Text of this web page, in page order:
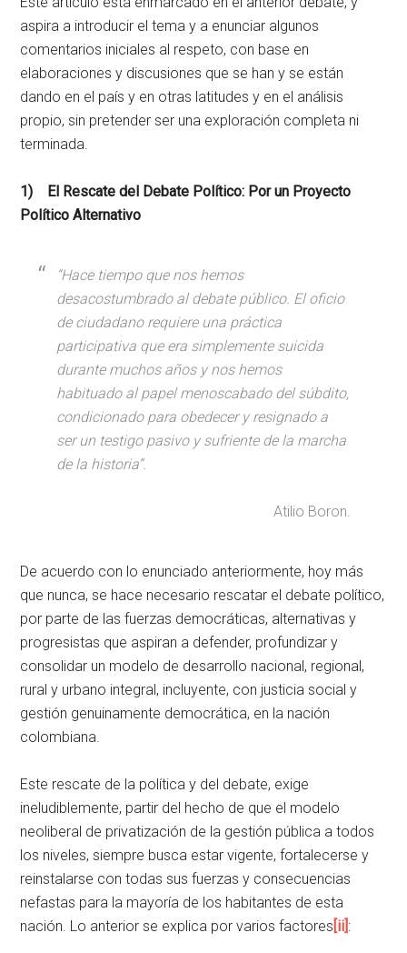
aspira a introducir el tema y a enunciar algunos
comentarios iniciales al respeto, con base en
elaboraciones y discusiones que se han y se están
dando en el país y en otras latitudes y en el análisis
propio, sin pretender ser una exploración completa ni
terminada.
1) El Rescate del Debate Político: Por un Proyecto
Político Alternativo
“Hace tiempo que nos hemos
desacostumbrado al debate público. El oficio
de ciudadano requiere una práctica
participativa que era simplemente suicida
durante muchos años y nos hemos
habituado al papel menoscabado del súbdito,
condicionado para obedecer y resignado a
ser un testigo pasivo y sufriente de la marcha
de la historia”.
Atilio Boron.
De acuerdo con lo enunciado anteriormente, hoy más
que nunca, se hace necesario rescatar el debate político,
por parte de las fuerzas democráticas, alternativas y
progresistas que aspiran a defender, profundizar y
consolidar un modelo de desarrollo nacional, regional,
rural y urbano integral, incluyente, con justicia social y
gestión genuinamente democrática, en la nación
colombiana.
Este rescate de la política y del debate, exige
ineludiblemente, partir del hecho de que el modelo
neoliberal de privatización de la gestión pública a todos
los niveles, siempre busca estar vigente, fortalecerse y
reinstalarse con todas sus fuerzas y consecuencias
nefastas para la mayoría de los habitantes de esta
nación. Lo anterior se explica por varios factores [ii]: